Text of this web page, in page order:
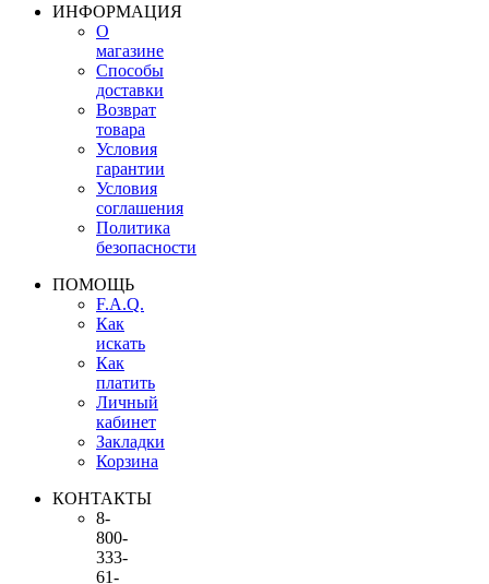
ИНФОРМАЦИЯ
О
магазине
Способы
доставки
Возврат
товара
Условия
гарантии
Условия
соглашения
Политика
безопасности
ПОМОЩЬ
F.A.Q.
Как
искать
Как
платить
Личный
кабинет
Закладки
Корзина
КОНТАКТЫ
8-
800-
333-
61-